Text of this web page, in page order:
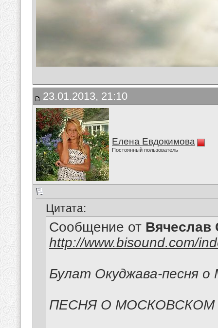
23.01.2013, 21:10
Елена Евдокимова
Постоянный пользователь
Цитата:
Сообщение от Вячеслав
http://www.bisound.com/
Булат Окуджава-песня о
ПЕСНЯ О МОСКОВСКОМ